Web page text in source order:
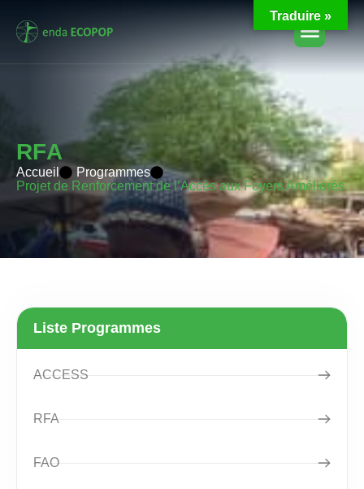
RFA
Accueil
Programmes
Projet de Renforcement de l’Accès aux Foyers Améliorés
Liste Programmes
ACCESS
RFA
FAO
Traduire »